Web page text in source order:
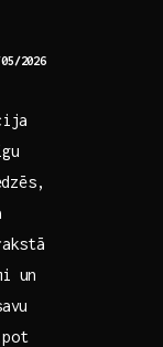
2026
un⁢